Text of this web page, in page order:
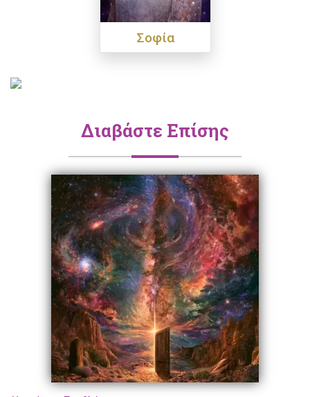
Σοφία
Διαβάστε Επίσης